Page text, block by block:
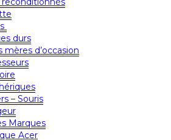
durs
mères d’occasion
– Souris
Marques
Acer